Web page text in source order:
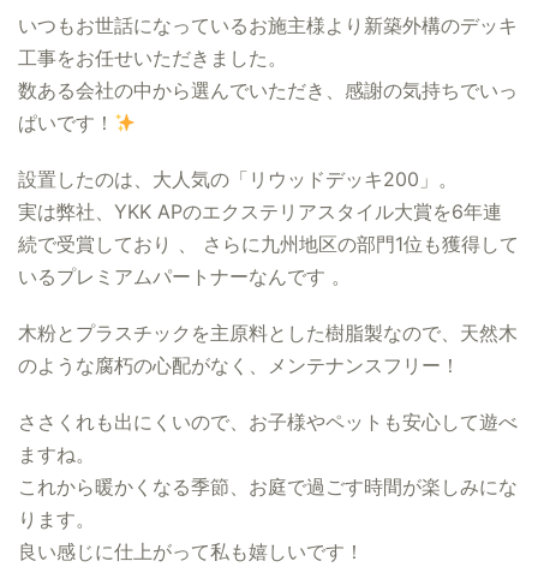
いつもお世話になっているお施主様より新築外構のデッキ
工事をお任せいただきました。
数ある会社の中から選んでいただき、感謝の気持ちでいっ
ぱいです！
設置したのは、大人気の「リウッドデッキ200」。
実は弊社、YKK APのエクステリアスタイル大賞を6年連
続で受賞しており 、 さらに九州地区の部門1位も獲得して
いるプレミアムパートナーなんです 。
木粉とプラスチックを主原料とした樹脂製なので、天然木
のような腐朽の心配がなく、メンテナンスフリー！
ささくれも出にくいので、お子様やペットも安心して遊べ
ますね。
これから暖かくなる季節、お庭で過ごす時間が楽しみにな
ります。
良い感じに仕上がって私も嬉しいです！